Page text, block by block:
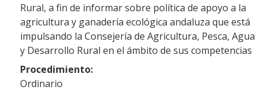
Rural, a fin de informar sobre política de apoyo a la
agricultura y ganadería ecológica andaluza que está
impulsando la Consejería de Agricultura, Pesca, Agua
y Desarrollo Rural en el ámbito de sus competencias
Procedimiento:
Ordinario